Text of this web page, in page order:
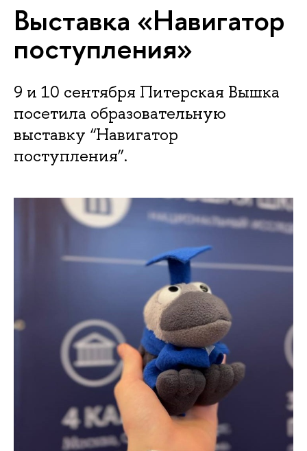
Выставка «Навигатор
поступления»
9 и 10 сентября Питерская Вышка
посетила образовательную
выставку “Навигатор
поступления”.